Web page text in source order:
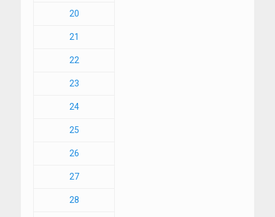
20
21
22
23
24
25
26
27
28